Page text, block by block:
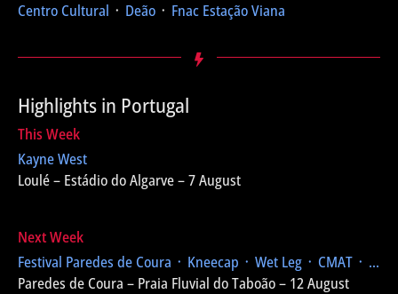
Centro Cultural ᛫ Deão ᛫ Fnac Estação Viana
Highlights in Portugal
This Week
Kayne West
Loulé – Estádio do Algarve – 7 August
Next Week
Festival Paredes de Coura ᛫ Kneecap ᛫ Wet Leg ᛫ CMAT ᛫ ...
Paredes de Coura – Praia Fluvial do Taboão – 12 August